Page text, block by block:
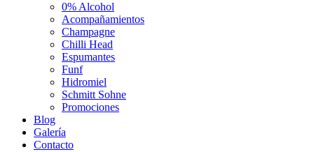
0% Alcohol
Acompañamientos
Champagne
Chilli Head
Espumantes
Funf
Hidromiel
Schmitt Sohne
Promociones
Blog
Galería
Contacto